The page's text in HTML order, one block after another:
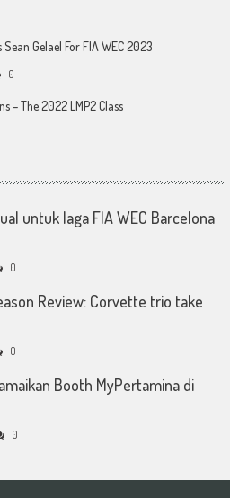
Sean Gelael For FIA WEC 2023
0
– The 2022 LMP2 Class
untuk laga FIA WEC Barcelona
0
Review: Corvette trio take
0
Booth MyPertamina di
0